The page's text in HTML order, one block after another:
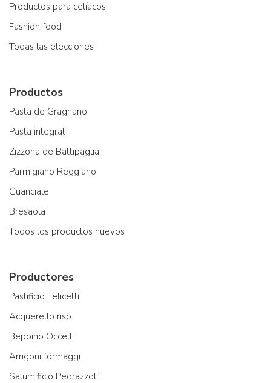
Productos para celíacos
Fashion food
Todas las elecciones
Productos
Pasta de Gragnano
Pasta integral
Zizzona de Battipaglia
Parmigiano Reggiano
Guanciale
Bresaola
Todos los productos nuevos
Productores
Pastificio Felicetti
Acquerello riso
Beppino Occelli
Arrigoni formaggi
Salumificio Pedrazzoli